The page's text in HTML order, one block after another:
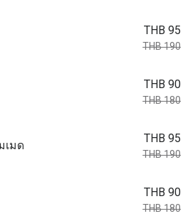
THB 95
THB 190
THB 90
THB 180
เมด
THB 95
THB 190
THB 90
THB 180